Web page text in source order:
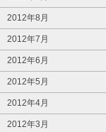
2012年8月
2012年7月
2012年6月
2012年5月
2012年4月
2012年3月